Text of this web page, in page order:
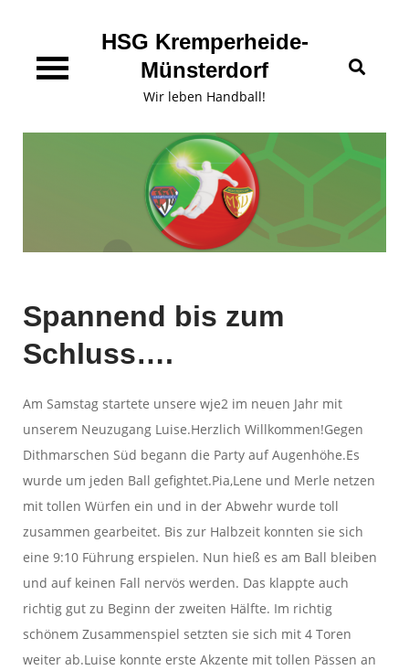
content
HSG Kremperheide-
Münsterdorf
Wir leben Handball!
Spannend bis zum
Schluss….
Am Samstag startete unsere wje2 im neuen Jahr mit
unserem Neuzugang Luise.Herzlich Willkommen!Gegen
Dithmarschen Süd begann die Party auf Augenhöhe.Es
wurde um jeden Ball gefightet.Pia,Lene und Merle netzen
mit tollen Würfen ein und in der Abwehr wurde toll
zusammen gearbeitet. Bis zur Halbzeit konnten sie sich
eine 9:10 Führung erspielen. Nun hieß es am Ball bleiben
und auf keinen Fall nervös werden. Das klappte auch
richtig gut zu Beginn der zweiten Hälfte. Im richtig
schönem Zusammenspiel setzten sie sich mit 4 Toren
weiter ab.Luise konnte erste Akzente mit tollen Pässen an